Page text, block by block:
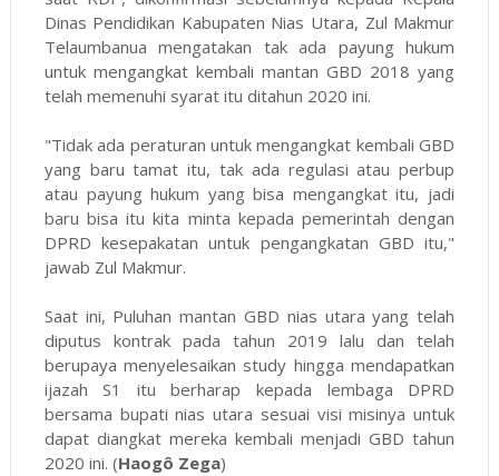
Dinas Pendidikan Kabupaten Nias Utara, Zul Makmur
Telaumbanua mengatakan tak ada payung hukum
untuk mengangkat kembali mantan GBD 2018 yang
telah memenuhi syarat itu ditahun 2020 ini.
"Tidak ada peraturan untuk mengangkat kembali GBD
yang baru tamat itu, tak ada regulasi atau perbup
atau payung hukum yang bisa mengangkat itu, jadi
baru bisa itu kita minta kepada pemerintah dengan
DPRD kesepakatan untuk pengangkatan GBD itu,"
jawab Zul Makmur.
Saat ini, Puluhan mantan GBD nias utara yang telah
diputus kontrak pada tahun 2019 lalu dan telah
berupaya menyelesaikan study hingga mendapatkan
ijazah S1 itu berharap kepada lembaga DPRD
bersama bupati nias utara sesuai visi misinya untuk
dapat diangkat mereka kembali menjadi GBD tahun
2020 ini. (Haogô Zega)